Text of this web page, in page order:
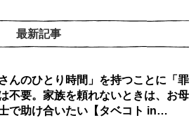
最新記事
さんのひとり時間」を持つことに「罪
不要。家族を頼れないときは、お母
で助け合いたい【タベコト in